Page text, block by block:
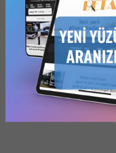
Bu kategori yalnızca
üyeler tarafından
görüntülenebilir. Bu
kategoriyi
görüntülemek için1
Kullanıcılı // 6 Aylık
Abonelik
1 Kullanıcılı
// Yıllık Abonelik ,3
Kullanıcılı // Yıllık
Abonelik
veya
Kullanıcılı // Yıllık
Aboneliksatın alarak
kaydolun.